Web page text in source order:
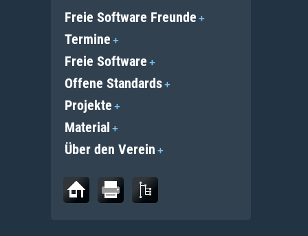
Freie Software Freunde
Termine
Freie Software
Offene Standards
Projekte
Material
Über den Verein